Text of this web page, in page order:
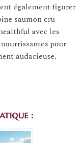
également figurer
saumon cru
avec les
pour
audacieuse.
: